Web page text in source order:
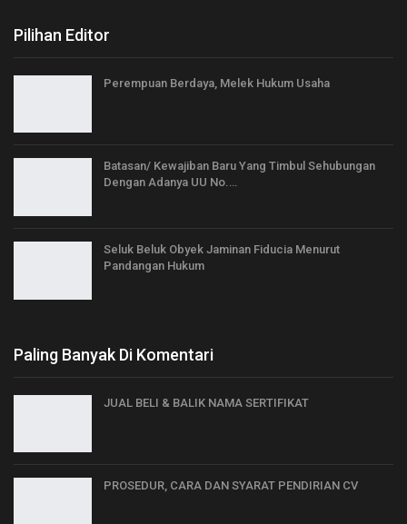
Pilihan Editor
Perempuan Berdaya, Melek Hukum Usaha
Batasan/ Kewajiban Baru Yang Timbul Sehubungan
Dengan Adanya UU No.…
Seluk Beluk Obyek Jaminan Fiducia Menurut
Pandangan Hukum
Paling Banyak Di Komentari
JUAL BELI & BALIK NAMA SERTIFIKAT
PROSEDUR, CARA DAN SYARAT PENDIRIAN CV